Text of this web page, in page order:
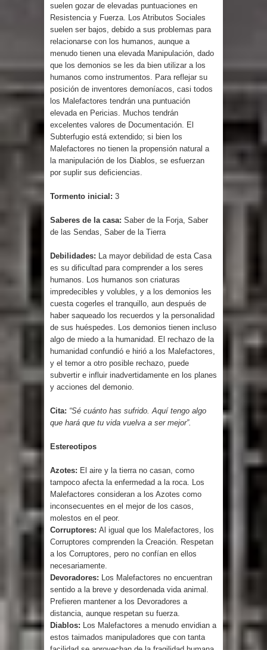
suelen gozar de elevadas puntuaciones en
Resistencia y Fuerza. Los Atributos Sociales
suelen ser bajos, debido a sus problemas para
relacionarse con los humanos, aunque a
menudo tienen una elevada Manipulación, dado
que los demonios se les da bien utilizar a los
humanos como instrumentos. Para reflejar su
posición de inventores demoníacos, casi todos
los Malefactores tendrán una puntuación
elevada en Pericias. Muchos tendrán
excelentes valores de Documentación. El
Subterfugio está extendido; si bien los
Malefactores no tienen la propensión natural a
la manipulación de los Diablos, se esfuerzan
por suplir sus deficiencias.
Tormento inicial: 3
Saberes de la casa: Saber de la Forja, Saber
de las Sendas, Saber de la Tierra
Debilidades:
La mayor debilidad de esta Casa
es su dificultad para comprender a los seres
humanos. Los humanos son criaturas
impredecibles y volubles, y a los demonios les
cuesta cogerles el tranquillo, aun después de
haber saqueado los recuerdos y la personalidad
de sus huéspedes. Los demonios tienen incluso
algo de miedo a la humanidad. El rechazo de la
humanidad confundió e hirió a los Malefactores,
y el temor a otro posible rechazo, puede
subvertir e influir inadvertidamente en los planes
y acciones del demonio.
Cita: “Sé cuánto has sufrido. Aquí tengo algo
que hará que tu vida vuelva a ser mejor”.
Estereotipos
Azotes: El aire y la tierra no casan, como
tampoco afecta la enfermedad a la roca. Los
Malefactores consideran a los Azotes como
inconsecuentes en el mejor de los casos,
molestos en el peor.
Corruptores: Al igual que los Malefactores, los
Corruptores comprenden la Creación. Respetan
a los Corruptores, pero no confían en ellos
necesariamente.
Devoradores:
Los Malefactores no encuentran
sentido a la breve y desordenada vida animal.
Prefieren mantener a los Devoradores a
distancia, aunque respetan su fuerza.
Diablos:
Los Malefactores a menudo envidian a
estos taimados manipuladores que con tanta